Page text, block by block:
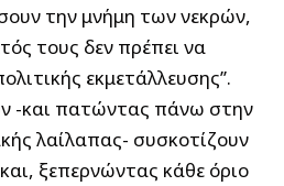
την μνήμη των νεκρών,
τους δεν πρέπει να
εκμετάλλευσης’’.
-και πατώντας πάνω στην
λαίλαπας- συσκοτίζουν
ξεπερνώντας κάθε όριο